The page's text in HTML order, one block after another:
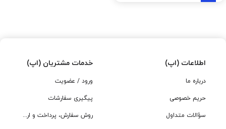
اطلاعات (اپ)
درباره ما
حریم خصوصی
سؤالات متداول
خدمات مشتریان (اپ)
ورود / عضویت
پیگیری سفارشات
روش سفارش، پرداخت و ارسال